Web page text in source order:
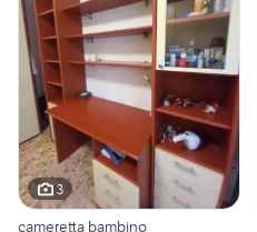
3
cameretta bambino